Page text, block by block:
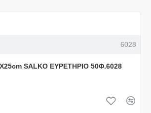
6028
SALKO ΕΥΡΕΤΗΡΙΟ 50Φ.6028